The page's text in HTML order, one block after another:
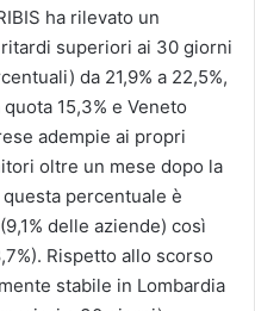
ha rilevato un
superiori ai 30 giorni
da 21,9% a 22,5%,
15,3% e Veneto
adempie ai propri
oltre un mese dopo la
percentuale è
delle aziende) così
Rispetto allo scorso
stabile in Lombardia